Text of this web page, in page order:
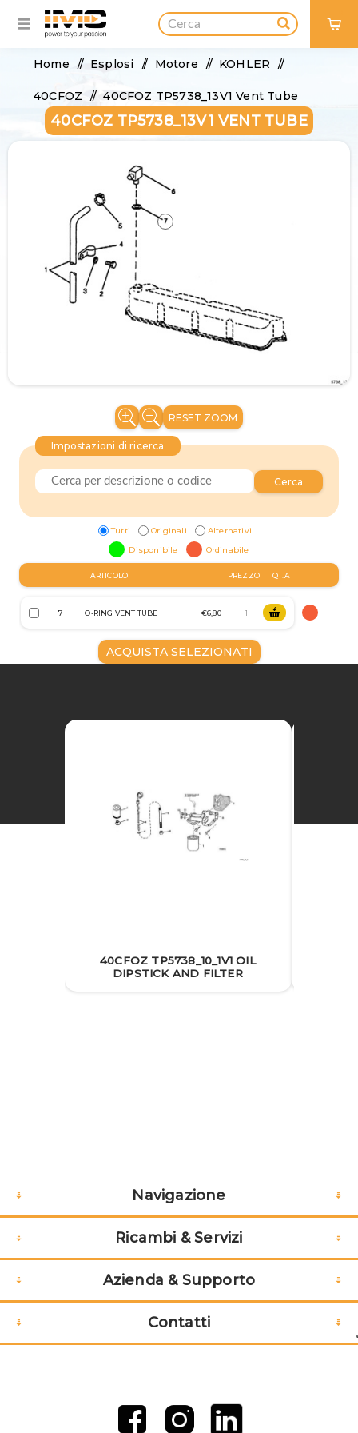
Home / Esplosi / Motore / KOHLER /
40CFOZ / 40CFOZ TP5738_13V1 Vent Tube
40CFOZ TP5738_13V1 VENT TUBE
RESET ZOOM
Cerca
Impostazioni di ricerca
Tutti Originali
Alternativi
Disponibile
Ordinabile
ARTICOLO PREZZO QT.A
7 O-RING VENT TUBE €6,80
ACQUISTA SELEZIONATI
40CFOZ TP5738_10_1V1 OIL
DIPSTICK AND FILTER
Navigazione
Ricambi & Servizi
Azienda & Supporto
Contatti